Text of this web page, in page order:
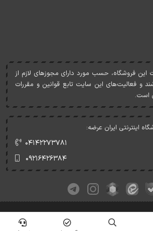
اين فروشگاه، حسب مورد دارای مجوزهای لازم از
و فعاليت‌های اين سايت تابع قوانين و مقررات
است.
اینترنتی ایران عرضه:
۰۴۱۴۲۲۷۳۷۸۱
۰۹۲۱۶۴۲۶۳۸۴